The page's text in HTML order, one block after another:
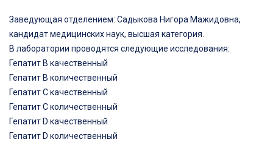
Заведующая отделением: Садыкова Нигора Мажидовна,
кандидат медицинских наук, высшая категория.
В лаборатории проводятся следующие исследования:
Гепатит В качественный
Гепатит В количественный
Гепатит С качественный
Гепатит С количественный
Гепатит D качественный
Гепатит D количественный